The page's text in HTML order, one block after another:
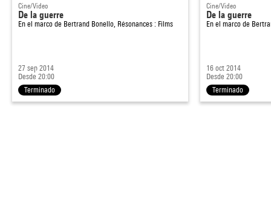
Cine/Video
De la guerre
En el marco de Bertrand Bonello, Résonances : Films
27 sep 2014
Desde 20:00
Terminado
Cine/Video
De la guerre
En el marco de
16 oct 2014
Desde 20:00
Terminado